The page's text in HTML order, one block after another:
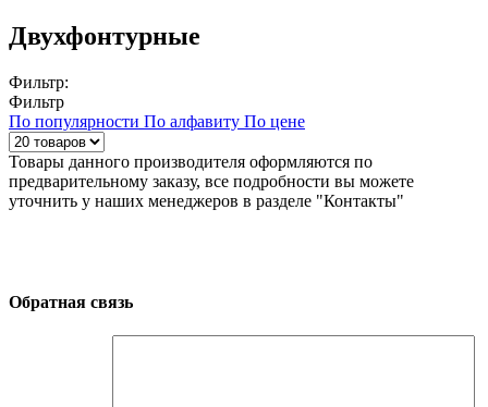
Двухфонтурные
Фильтр:
Фильтр
По популярности По алфавиту По цене
Товары данного производителя оформляются по
предварительному заказу, все подробности вы можете
уточнить у наших менеджеров в разделе "Контакты"
Обратная связь